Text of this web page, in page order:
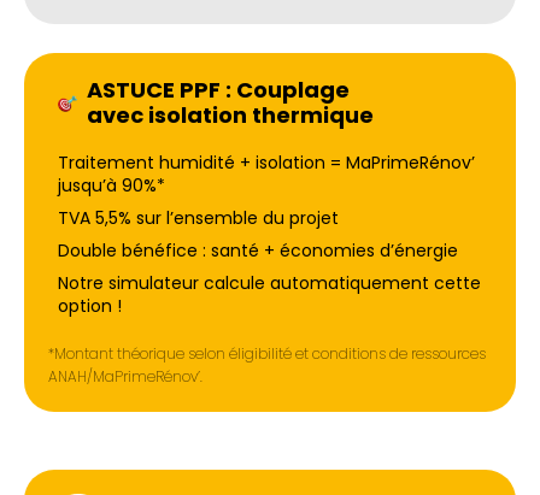
ASTUCE PPF : Couplage
avec isolation thermique
Traitement humidité + isolation = MaPrimeRénov’
jusqu’à 90%*
TVA 5,5% sur l’ensemble du projet
Double bénéfice : santé + économies d’énergie
Notre simulateur calcule automatiquement cette
option !
*Montant théorique selon éligibilité et conditions de ressources
ANAH/MaPrimeRénov’.